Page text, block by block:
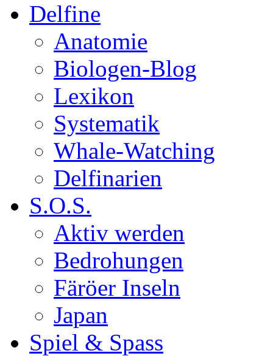
Delfine
Anatomie
Biologen-Blog
Lexikon
Systematik
Whale-Watching
Delfinarien
S.O.S.
Aktiv werden
Bedrohungen
Färöer Inseln
Japan
Spiel & Spass